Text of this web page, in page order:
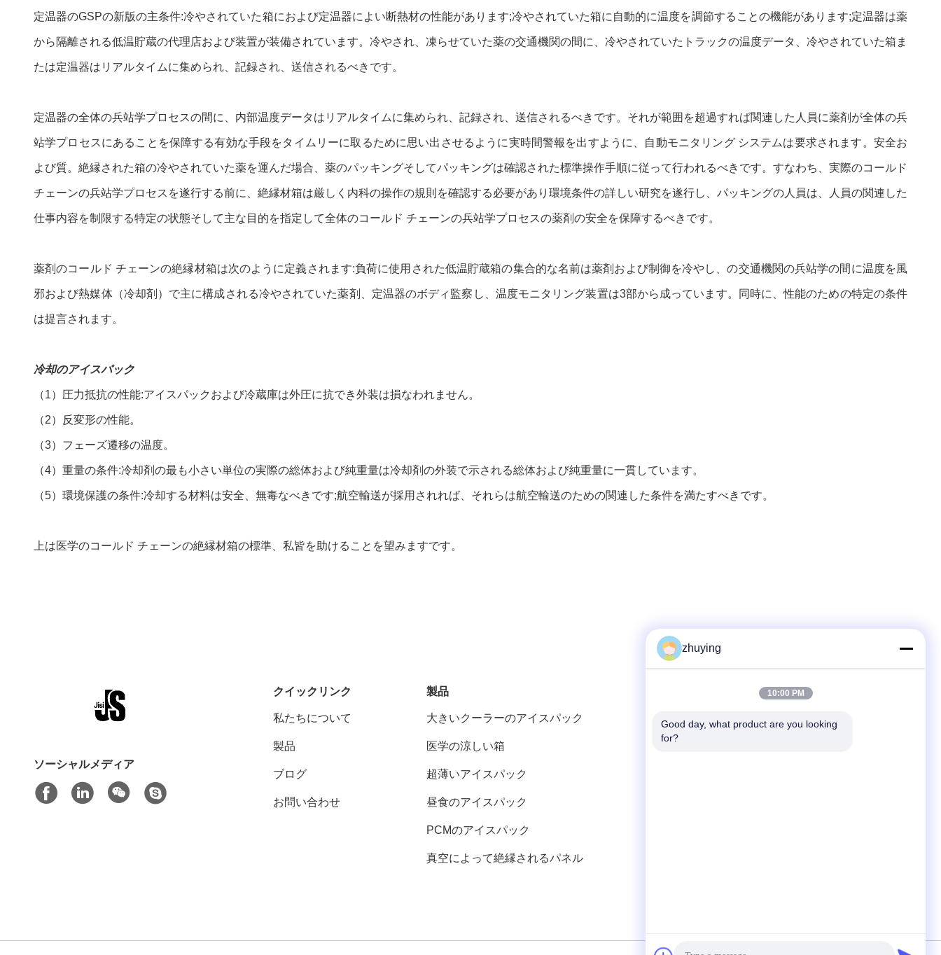
定温器のGSPの新版の主条件:冷やされていた箱におよび定温器によい断熱材の性能があります;冷やされていた箱に自動的に温度を調節することの機能があります;定温器は薬
から隔離される低温貯蔵の代理店および装置が装備されています。冷やされ、凍らせていた薬の交通機関の間に、冷やされていたトラックの温度データ、冷やされていた箱ま
たは定温器はリアルタイムに集められ、記録され、送信されるべきです。
定温器の全体の兵站学プロセスの間に、内部温度データはリアルタイムに集められ、記録され、送信されるべきです。それが範囲を超過すれば関連した人員に薬剤が全体の兵
站学プロセスにあることを保障する有効な手段をタイムリーに取るために思い出させるように実時間警報を出すように、自動モニタリング システムは要求されます。安全お
よび質。絶縁された箱の冷やされていた薬を運んだ場合、薬のパッキングそしてパッキングは確認された標準操作手順に従って行われるべきです。すなわち、実際のコールド
チェーンの兵站学プロセスを遂行する前に、絶縁材箱は厳しく内科の操作の規則を確認する必要があり環境条件の詳しい研究を遂行し、パッキングの人員は、人員の関連した
仕事内容を制限する特定の状態そして主な目的を指定して全体のコールド チェーンの兵站学プロセスの薬剤の安全を保障するべきです。
薬剤のコールド チェーンの絶縁材箱は次のように定義されます:負荷に使用された低温貯蔵箱の集合的な名前は薬剤および制御を冷やし、の交通機関の兵站学の間に温度を風
邪および熱媒体（冷却剤）で主に構成される冷やされていた薬剤、定温器のボディ監察し、温度モニタリング装置は3部から成っています。同時に、性能のための特定の条件
は提言されます。
冷却のアイスパック
（1）圧力抵抗の性能:アイスパックおよび冷蔵庫は外圧に抗でき外装は損なわれません。
（2）反変形の性能。
（3）フェーズ遷移の温度。
（4）重量の条件:冷却剤の最も小さい単位の実際の総体および純重量は冷却剤の外装で示される総体および純重量に一貫しています。
（5）環境保護の条件:冷却する材料は安全、無毒なべきです;航空輸送が採用されれば、それらは航空輸送のための関連した条件を満たすべきです。
上は医学のコールド チェーンの絶縁材箱の標準、私皆を助けることを望みますです。
ソーシャルメディア
クイックリンク
私たちについて
製品
ブログ
お問い合わせ
製品
大きいクーラーのアイスパック
医学の涼しい箱
超薄いアイスパック
昼食のアイスパック
PCMのアイスパック
真空によって絶縁されるパネル
クイックコンタクト
テレ
zhuying
10:00 PM
Good day, what product are you looking
for?